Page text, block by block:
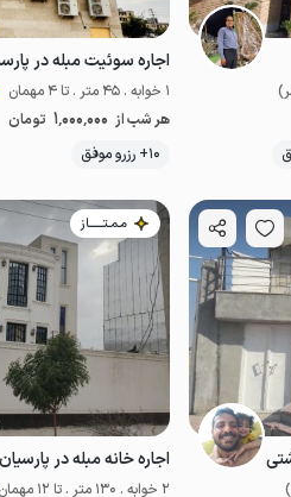
موقعیت در نقشه
موقعیت در نقشه
اجاره سوئیت مبله در
1 خوابه . 45 متر . تا 4 مهمان
هر شب از 1٬000٬000 تومان
10+ رزرو موفق
مـمـتــــــاز
اجاره خانه مبله در
2 خوابه . 130 متر . تا 12 مهمان